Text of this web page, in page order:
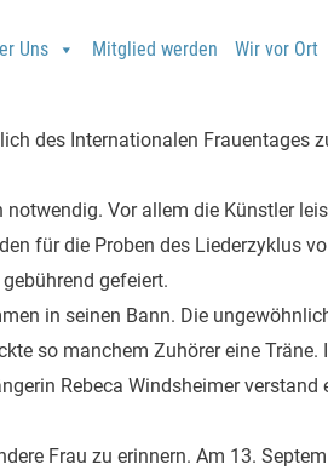
Uns Mitglied werden Wir vor Ort
des Internationalen Frauentages
Vor allem die Künstler
für die Proben des Liederzyklus
gefeiert.
in seinen Bann. Die
so manchem Zuhörer eine
Rebeca Windsheimer
Frau zu erinnern. Am 13.